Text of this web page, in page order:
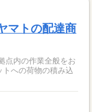
マトの配達商
点内の作業全般をお